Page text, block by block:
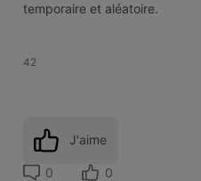
temporaire et aléatoire.
42
J'aime
0 0